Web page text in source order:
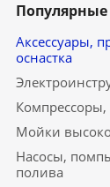
Аксессуары,
оснастка
Мойки
Насосы,
полива